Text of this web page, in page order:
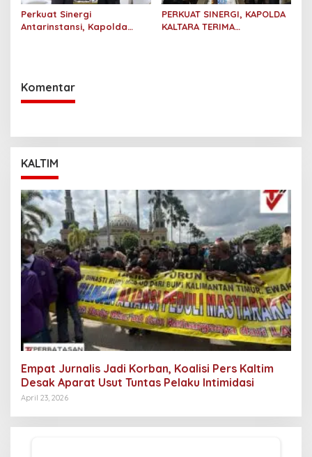
Perkuat Sinergi
Antarinstansi, Kapolda
PERKUAT SINERGI, KAPOLDA
KALTARA TERIMA
Komentar
KALTIM
Empat Jurnalis Jadi Korban, Koalisi Pers Kaltim
Desak Aparat Usut Tuntas Pelaku Intimidasi
April 23, 2026